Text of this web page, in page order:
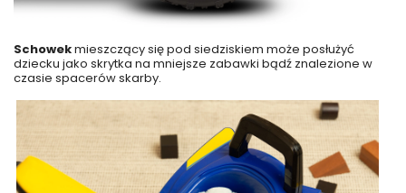
Schowekmieszczący się pod siedziskiem może posłużyć
dziecku jako skrytka na mniejsze zabawki bądź znalezione w
czasie spacerów skarby.